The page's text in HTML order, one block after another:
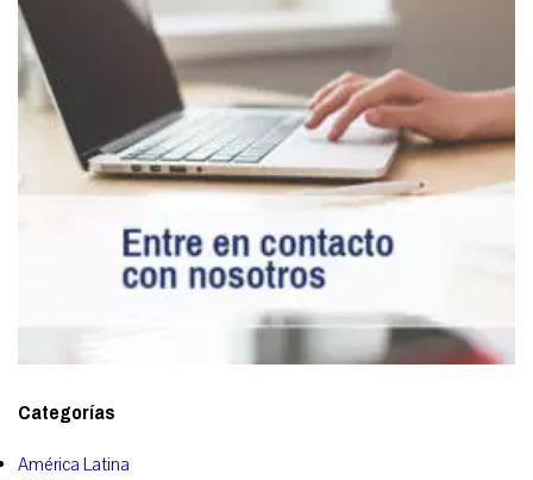
Categorías
América Latina